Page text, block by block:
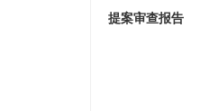
提案审查报告